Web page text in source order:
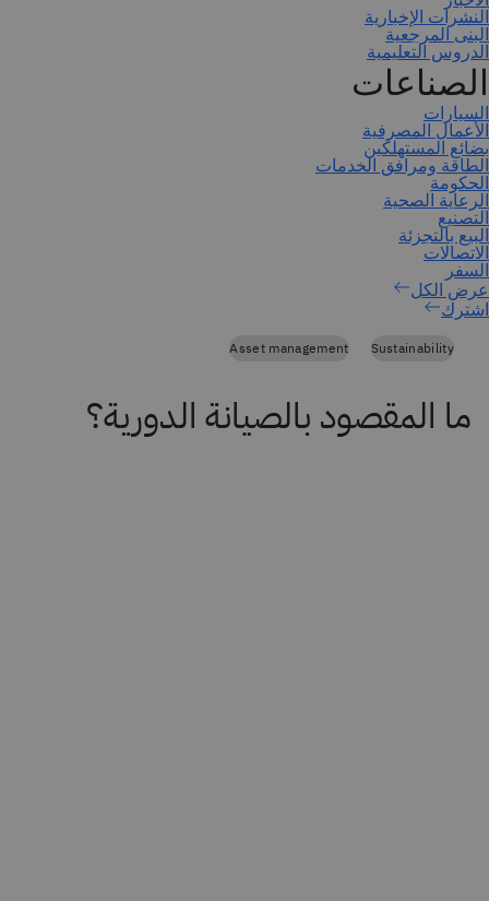
اشترك
Sustainability
Asset management
ما المقصود بالصيانة الدورية؟